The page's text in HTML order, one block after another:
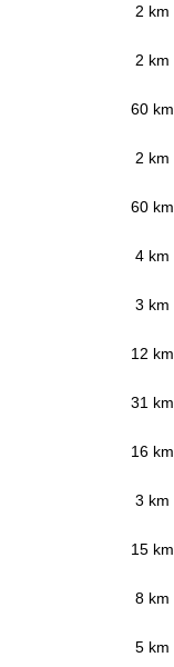
2 km
2 km
60 km
2 km
60 km
4 km
3 km
12 km
31 km
16 km
3 km
15 km
8 km
5 km